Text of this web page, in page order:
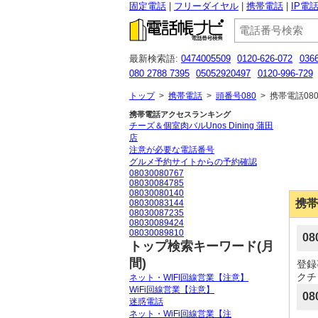
固定電話 フリーダイヤル 携帯電話 IP電話
最新検索語: 0474005509 0120-626-072
080 2788 7395
05052920497
0120-996-729
トップ> 携帯電話 > 頭番号080 > 携帯電話
携
登
ク
携帯電話アクセスランキング
チーズ＆個室肉バルUnos Dining 蒲田
店
注意が必要な電話番号
グルメ予約サイトからの予約確認
08030080767
08030084785
08030080140
08030083144
08030087235
08030089424
08030089810
トップ検索キーワード(月
間)
ネット・WIFI回線営業【注意】
WiFi回線営業【注意】
迷惑電話
ネット・WiFi回線営業【注